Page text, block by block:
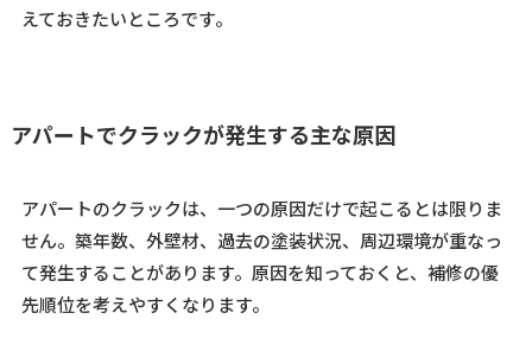
えておきたいところです。
アパートでクラックが発生する主な原因
アパートのクラックは、一つの原因だけで起こるとは限りま
せん。築年数、外壁材、過去の塗装状況、周辺環境が重なっ
て発生することがあります。原因を知っておくと、補修の優
先順位を考えやすくなります。